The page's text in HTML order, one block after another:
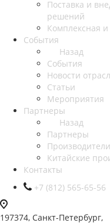
Поставка и
решений
Комплексная
События
Назад
События
Новости
Статьи
Мероприятия
Партнеры
Назад
Партнеры
Китайские
Контакты
+7 (812) 565-65-56
197374, Санкт-Петербург,